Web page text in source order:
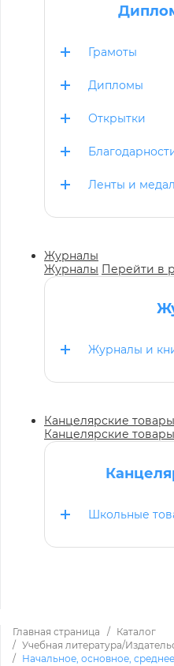
Грамоты
Дипломы
Открытки
Ленты и
Журналы
Журналы Перейти в
Журналы и
Канцелярские товары
Канцелярские товары
Школьные
Главная страница
Каталог
Учебная литература/
Начальное, основное,